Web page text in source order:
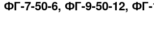
ФГ-7-50-6, ФГ-9-50-12,